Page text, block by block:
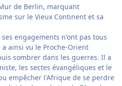
de Berlin, marquant
sur le Vieux Continent et sa
engagements n'ont pas tous
ainsi vu le Proche-Orient
sombrer dans les guerres. Il a
les sectes évangéliques et le
empêcher l'Afrique de se perdre